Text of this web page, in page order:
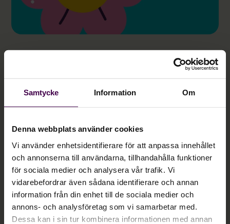
Samtycke Information Om
Denna webbplats använder cookies
Vi använder enhetsidentifierare för att anpassa innehållet
och annonserna till användarna, tillhandahålla funktioner
för sociala medier och analysera vår trafik. Vi
vidarebefordrar även sådana identifierare och annan
information från din enhet till de sociala medier och
annons- och analysföretag som vi samarbetar med.
Dessa kan i sin tur kombinera informationen med annan
Bevakning anställningsform i
Agda PS webb
Läs mer och boka